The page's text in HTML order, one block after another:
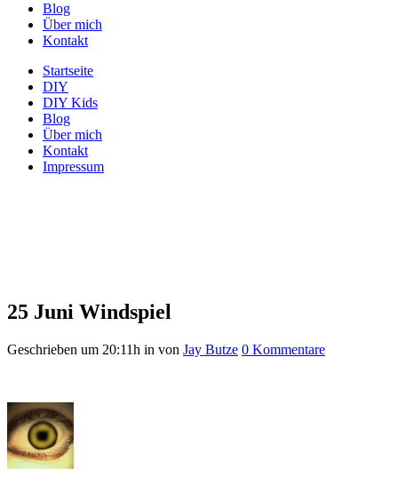
Blog
Über mich
Kontakt
Startseite
DIY
DIY Kids
Blog
Über mich
Kontakt
Impressum
25 Juni Windspiel
Geschrieben um 20:11h in von Jay Butze 0 Kommentare